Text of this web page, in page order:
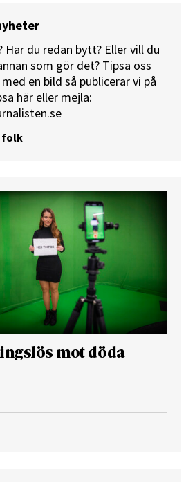
Har du redan bytt? Eller vill du
som gör det? Tipsa oss
en bild så publicerar vi på
här eller mejla:
folk
mot döda